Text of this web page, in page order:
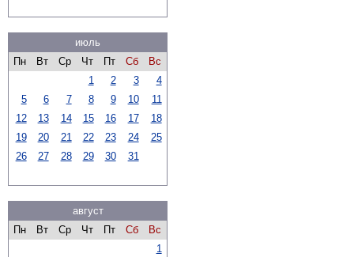
июль
Пн
Вт Ср Чт Пт Сб
Вс
1
2 3
4
5
6 7 8 9 10
11
12
13 14 15 16 17
18
19
20 21 22 23 24
25
26
27 28 29 30 31
август
Пн
Вт Ср Чт Пт Сб
Вс
1